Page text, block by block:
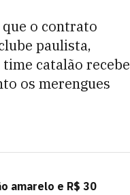
que o contrato
paulista,
catalão recebe
os merengues
amarelo e R$ 30